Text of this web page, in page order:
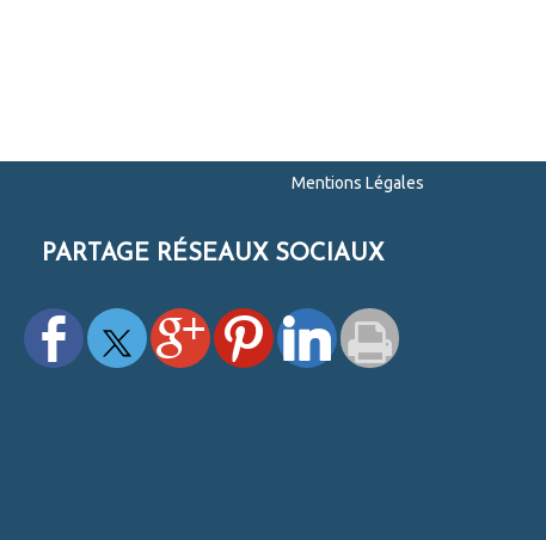
Mentions Légales
PARTAGE RÉSEAUX SOCIAUX